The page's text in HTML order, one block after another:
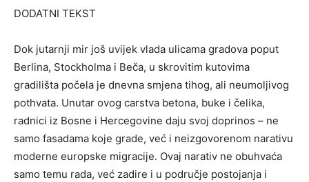
DODATNI TEKST
Dok jutarnji mir još uvijek vlada ulicama gradova poput
Berlina, Stockholma i Beča, u skrovitim kutovima
gradilišta počela je dnevna smjena tihog, ali neumoljivog
pothvata. Unutar ovog carstva betona, buke i čelika,
radnici iz Bosne i Hercegovine daju svoj doprinos – ne
samo fasadama koje grade, već i neizgovorenom narativu
moderne europske migracije. Ovaj narativ ne obuhvaća
samo temu rada, već zadire i u područje postojanja i